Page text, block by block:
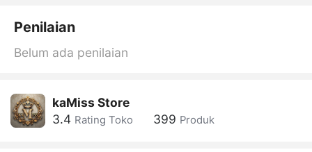
Penilaian
Belum ada penilaian
kaMiss Store
3.4 Rating Toko 399 Produk